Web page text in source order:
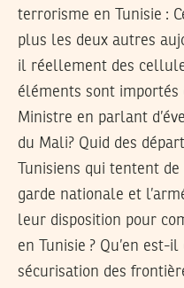
terrorisme en Tunisie :
plus les deux autres
il réellement des
éléments sont
Ministre en parlant
du Mali? Quid des
Tunisiens qui tentent
garde nationale et
leur disposition pour
en Tunisie ? Qu’en est-
sécurisation des